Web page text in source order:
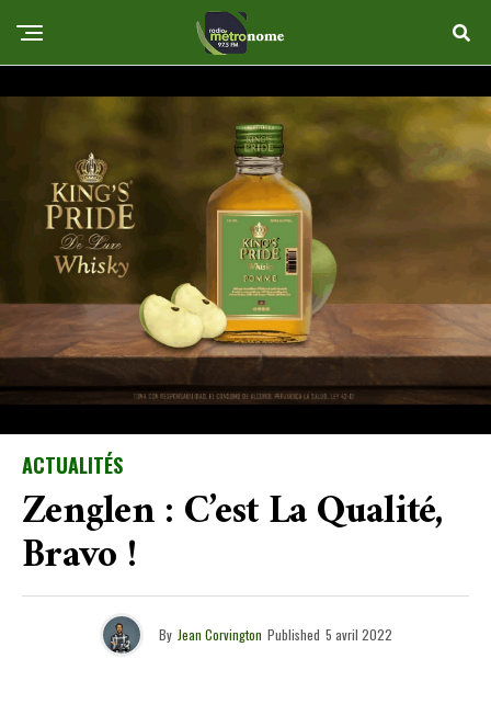
ACTUALITÉS
Zenglen : C’est La Qualité,
Bravo !
By Jean Corvington Published 5 avril 2022